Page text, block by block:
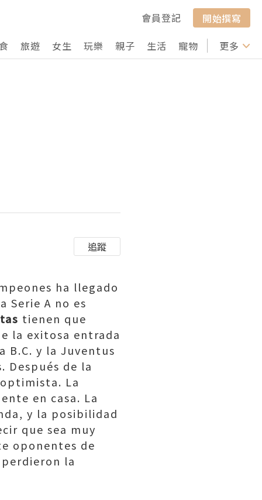
會員登記
開始撰寫
旅遊 女生 玩樂 親子 生活 寵物 行山 打卡
更多
追蹤
ha llegado
Serie A no es
tienen que
la exitosa entrada
B.C. y la Juventus
de la
La
en casa. La
y la posibilidad
que sea muy
oponentes de
la